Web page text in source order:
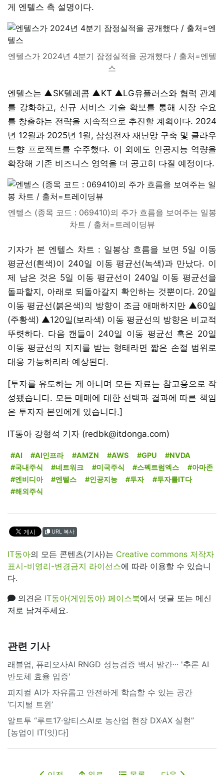
게 엔텔스 측 설명이다.
엔텔스가 2024년 4분기 잠정실적을 공개했다 / 출처=엔텔
스
엔텔스는 ▲SK텔레콤 ▲KT ▲LG유플러스와 협력 관계
를 강화하고, 신규 서비스 기술 확보를 통해 시장 수요
를 창출하는 전략을 지속적으로 추진할 계획이다. 2024
년 12월과 2025년 1월, 삼성전자 재난망 구축 및 클라우
드향 프로젝트를 수주했다. 이 외에도 인공지능 역량을
확장해 기존 비즈니스 영역을 더 공고히 다질 예정이다.
엔텔스 (종목 코드 : 069410)의 주가 흐름을 보여주는 일봉
차트 / 출처=트레이딩뷰
기자가 본 엔텔스 차트 : 일봉상 흐름을 보면 5일 이동
평균선(흰색)이 240일 이동 평균선(녹색)과 만났다. 이
제 남은 것은 5일 이동 평균선이 240일 이동 평균선을
돌파할지, 아래로 되돌아갈지 확인하는 것뿐이다. 20일
이동 평균선(붉은색)의 방향이 조금 애매하지만 ▲60일
(주황색) ▲120일(보라색) 이동 평균선의 방향은 비교적
뚜렷하다. 다음 캔들이 240일 이동 평균선 혹은 20일
이동 평균선의 지지를 받는 형태라면 짧은 손절 범위로
대응 가능하리라 예상된다.
[투자를 유도하는 게 아니며 모든 자료는 참고용으로 작
성됐습니다. 모든 매매에 대한 선택과 결과에 따른 책임
은 투자자 본인에게 있습니다.]
IT동아 강형석 기자 (redbk@itdonga.com)
#AI #AI인프라 #AMZN #AWS #GPU
#NVDA
#국내주식
#네트워크 #미국주식 #스펙트럼엑스
#아마존
#엔비디아
#엔텔스 #인공지능 #투자
#투자를IT다
#해외주식
URL 복사
IT동아의 모든 콘텐츠(기사)는 Creative commons 저작자
표시-비영리-변경금지 라이선스에 따라 이용할 수 있습니
다.
의견은 IT동아(게임동아) 페이스북에서 덧글 또는 메신
저로 남겨주세요.
관련 기사
래블업, 퓨리오사AI RNGD 성능검증 백서 발간··· '추론 AI
반도체 효율 입증'
피지컬 AI가 자유롭고 안전하게 학습할 수 있는 공간
‘디지털 트윈’
알트투 “루트17·알티스AI로 농산업 현장 DX·AX 실현”
[농업이 IT(잇)다]